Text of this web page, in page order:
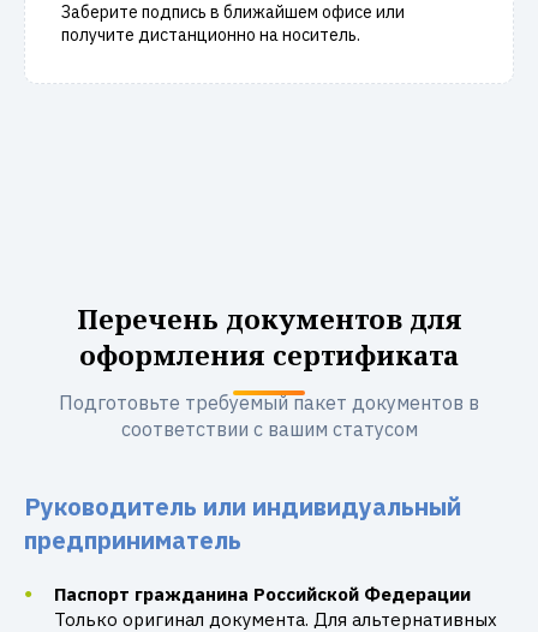
Заберите подпись в ближайшем офисе или
получите дистанционно на носитель.
Перечень документов для
оформления сертификата
Подготовьте требуемый пакет документов в
соответствии с вашим статусом
Руководитель или индивидуальный
предприниматель
Паспорт гражданина Российской Федерации
Только оригинал документа. Для альтернативных